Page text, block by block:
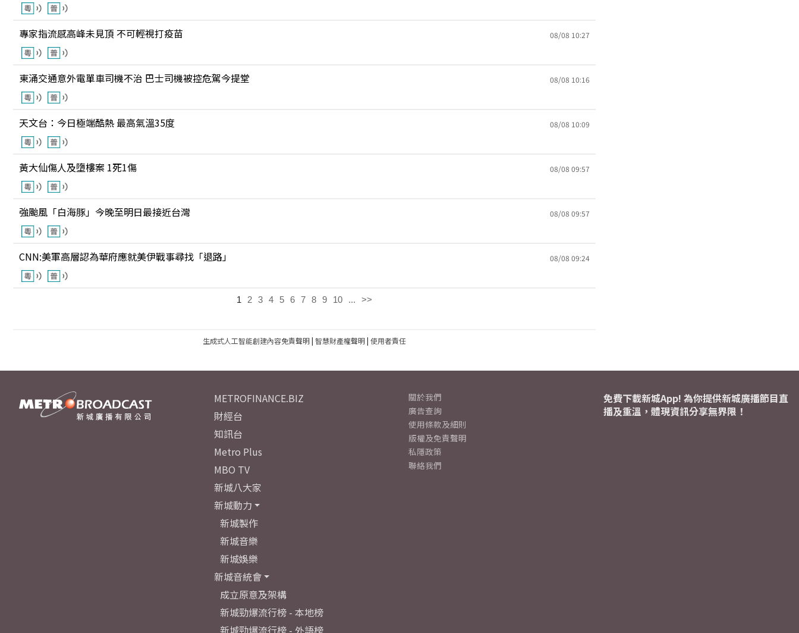
專家指流感高峰未見頂 不可輕視打疫苗 08/08 10:27
東涌交通意外電單車司機不治 巴士司機被控危駕今提堂 08/08 10:16
天文台：今日極端酷熱 最高氣溫35度 08/08 10:09
黃大仙傷人及墮樓案 1死1傷 08/08 09:57
強颱風「白海豚」今晚至明日最接近台灣 08/08 09:57
CNN:美軍高層認為華府應就美伊戰事尋找「退路」 08/08 09:24
1 2 3 4 5 6 7 8 9 10 ... >>
生成式人工智能創建內容免責聲明| 智慧財產權聲明| 使用者責任
METROFINANCE.BIZ
財經台
知訊台
Metro Plus
MBO TV
新城八大家
新城動力
新城製作
新城音樂
新城娛樂
新城音統會
成立原意及架構
新城勁爆流行榜 - 本地榜
新城勁爆流行榜 - 外語榜
關於我們
廣告查詢
使用條款及細則
版權及免責聲明
私隱政策
聯絡我們
免費下載新城App! 為你提供新城廣播節目直
播及重溫，體現資訊分享無界限！